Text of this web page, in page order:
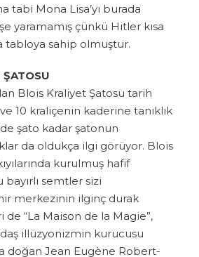
tabi Mona Lisa’yı burada
yaramamış çünkü Hitler kısa
tabloya sahip olmuştur.
ŞATOSU
Blois Kraliyet Şatosu tarih
10 kraliçenin kaderine tanıklık
şato kadar şatonun
da oldukça ilgi görüyor. Blois
kurulmuş hafif
semtler sizi
merkezinin ilginç durak
de “La Maison de la Magie”,
illüzyonizmin kurucusu
doğan Jean Eugène Robert-